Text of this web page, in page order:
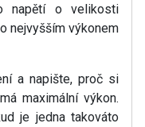
napětí o velikosti
nejvyšším výkonem
a napište, proč si
maximální výkon.
je jedna takováto